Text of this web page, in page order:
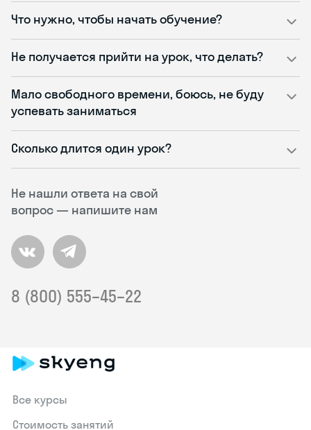
Не нашли ответа на свой
вопрос — напишите нам
8 (800) 555–45–22
Что нужно, чтобы начать обучение?
Не получается прийти на урок, что делать?
Мало свободного времени, боюсь, не буду
успевать заниматься
Сколько длится один урок?
Все курсы
Стоимость занятий